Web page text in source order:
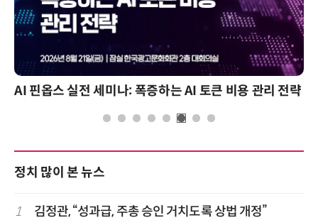
AI 핀옵스 실전 세미나: 폭증하는 AI 토큰 비용 관리 전략
정치 많이 본 뉴스
1 김정관, “성과급, 주총 승인 거치도록 상법 개정”